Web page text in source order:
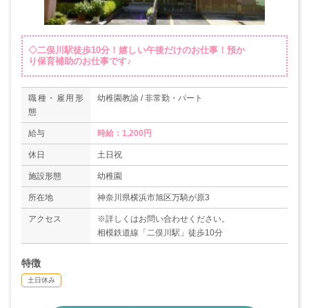
◇二俣川駅徒歩10分！嬉しい午後だけのお仕事！預か
り保育補助のお仕事です♪
職種・雇用形
態
幼稚園教諭 / 非常勤・パート
給与 時給：1,200円
休日 土日祝
施設形態 幼稚園
所在地 神奈川県横浜市旭区万騎が原3
アクセス
※詳しくはお問い合わせください。
相模鉄道線「二俣川駅」徒歩10分
特徴
土日休み